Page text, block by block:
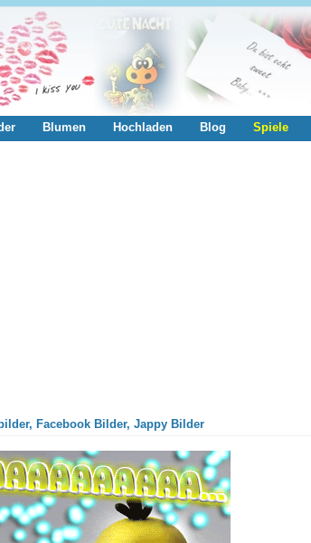
Blumen Hochladen Blog Spiele
Facebook Bilder, Jappy Bilder